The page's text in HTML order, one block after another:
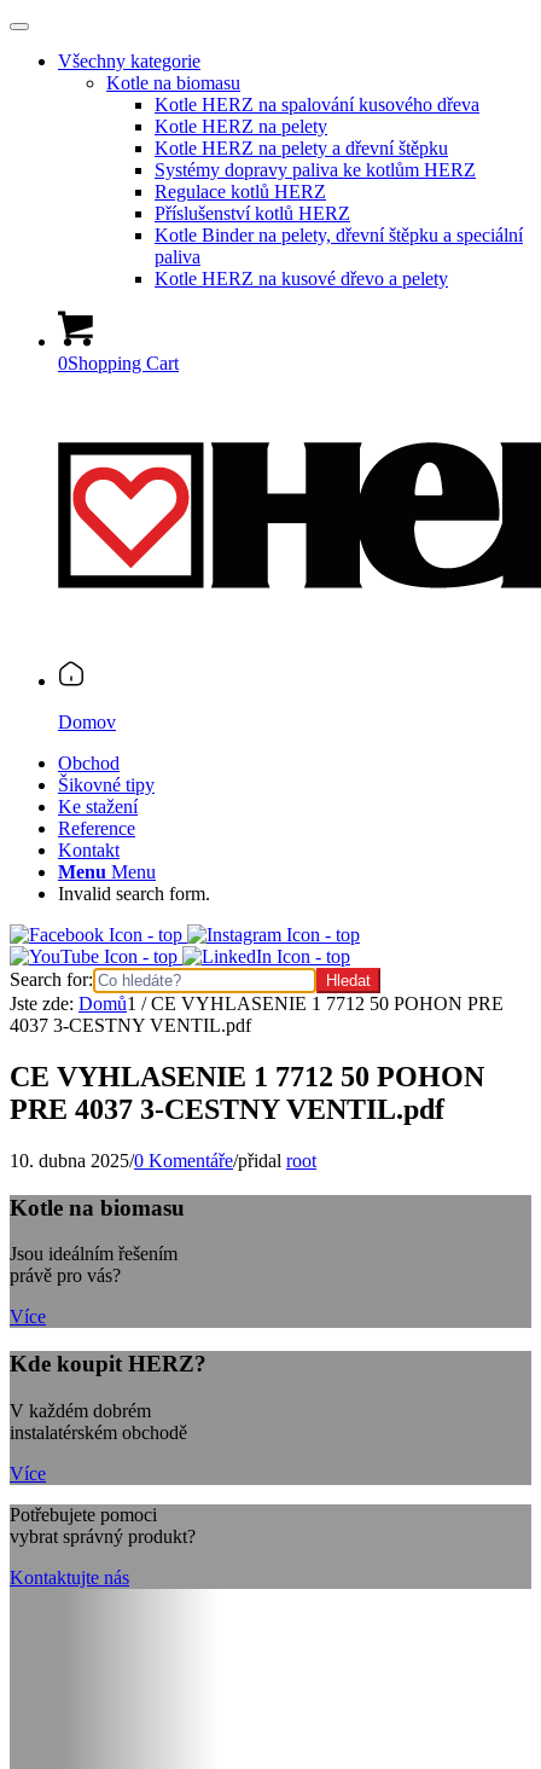
Všechny kategorie
Kotle na biomasu
Kotle HERZ na spalování kusového dřeva
Kotle HERZ na pelety
Kotle HERZ na pelety a dřevní štěpku
Systémy dopravy paliva ke kotlům HERZ
Regulace kotlů HERZ
Příslušenství kotlů HERZ
Kotle Binder na pelety, dřevní štěpku a speciální
paliva
Kotle HERZ na kusové dřevo a pelety
0Shopping Cart
Domov
Obchod
Šikovné tipy
Ke stažení
Reference
Kontakt
Menu Menu
Invalid search form.
Search for:
Jste zde: Domů1 / CE VYHLASENIE 1 7712 50 POHON PRE
4037 3-CESTNY VENTIL.pdf
CE VYHLASENIE 1 7712 50 POHON
PRE 4037 3-CESTNY VENTIL.pdf
10. dubna 2025/0 Komentáře/přidal root
Kotle na biomasu
Jsou ideálním řešením
právě pro vás?
Více
Kde koupit HERZ?
V každém dobrém
instalatérském obchodě
Více
Potřebujete pomoci
vybrat správný produkt?
Kontaktujte nás